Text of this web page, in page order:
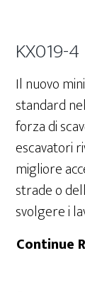
KX019-4
Il nuovo
standard
forza di
escavatori
migliore
strade o
svolgere i
Continue